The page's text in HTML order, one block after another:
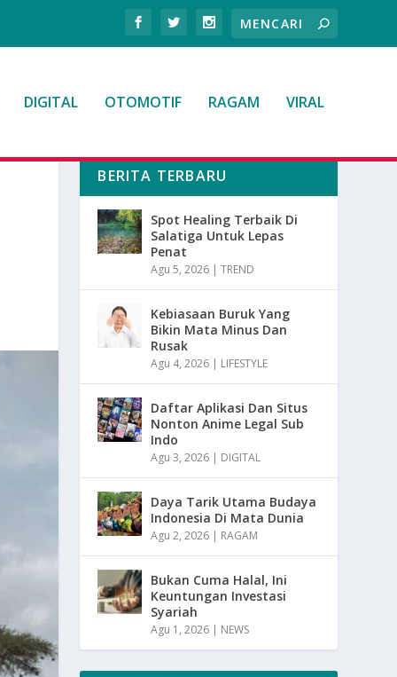
DIGITAL OTOMOTIF RAGAM VIRAL
BERITA TERBARU
Spot Healing Terbaik Di
Salatiga Untuk Lepas
Penat
Agu 5, 2026 |TREND
Kebiasaan Buruk Yang
Bikin Mata Minus Dan
Rusak
Agu 4, 2026 | LIFESTYLE
Daftar Aplikasi Dan Situs
Nonton Anime Legal Sub
Indo
Agu 3, 2026 | DIGITAL
Daya Tarik Utama Budaya
Indonesia Di Mata Dunia
Agu 2, 2026 | RAGAM
Bukan Cuma Halal, Ini
Keuntungan Investasi
Syariah
Agu 1, 2026 | NEWS